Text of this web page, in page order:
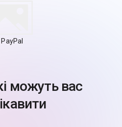
PayPal
можуть вас